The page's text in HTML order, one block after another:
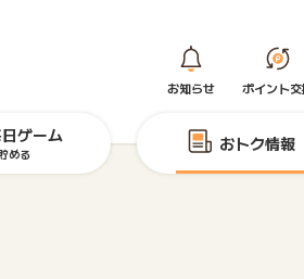
お知らせ ポイント
ゲーム
める おトク情報